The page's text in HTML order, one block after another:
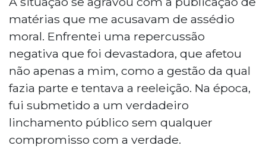
matérias que me acusavam de assédio
moral. Enfrentei uma repercussão
negativa que foi devastadora, que afetou
não apenas a mim, como a gestão da qual
fazia parte e tentava a reeleição. Na época,
fui submetido a um verdadeiro
linchamento público sem qualquer
compromisso com a verdade.